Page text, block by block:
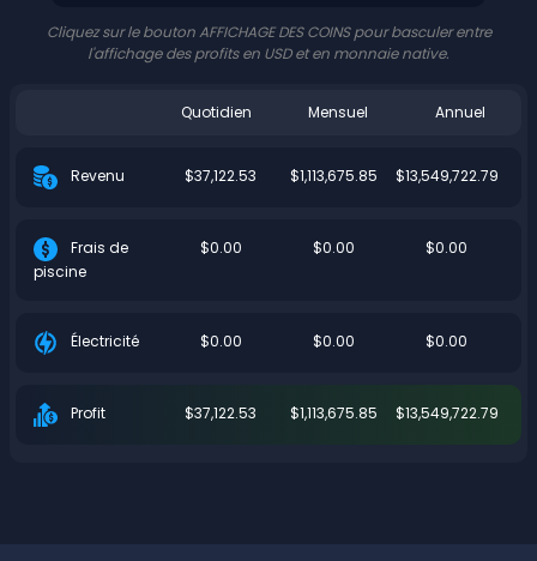
Cliquez sur le bouton AFFICHAGE DES COINS pour basculer entre
l'affichage des profits en USD et en monnaie native.
Quotidien Mensuel Annuel
Revenu $37,122.53 $1,113,675.85 $13,549,722.79
Frais de
piscine
$0.00 $0.00 $0.00
Électricité $0.00 $0.00 $0.00
Profit $37,122.53 $1,113,675.85 $13,549,722.79